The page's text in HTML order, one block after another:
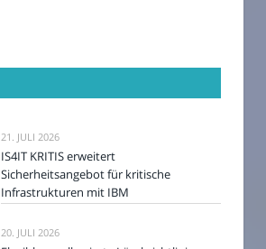
21. JULI 2026
IS4IT KRITIS erweitert
Sicherheitsangebot für kritische
Infrastrukturen mit IBM
20. JULI 2026